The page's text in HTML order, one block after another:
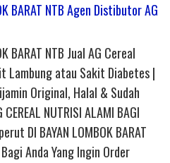
BARAT NTB Agen Distibutor AG
BARAT NTB Jual AG Cereal
Lambung atau Sakit Diabetes |
Original, Halal & Sudah
NUTRISI ALAMI BAGI
DI BAYAN LOMBOK BARAT
Anda Yang Ingin Order